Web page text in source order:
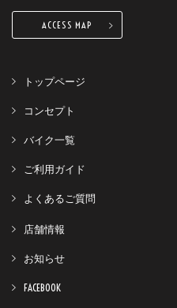
ACCESS MAP
トップページ
コンセプト
バイク一覧
ご利用ガイド
よくあるご質問
店舗情報
お知らせ
FACEBOOK